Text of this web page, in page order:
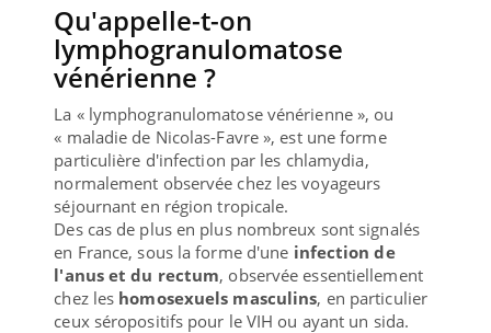
Qu'appelle-t-on
lymphogranulomatose
vénérienne ?
La « lymphogranulomatose vénérienne », ou
« maladie de Nicolas-Favre », est une forme
particulière d'infection par les chlamydia,
normalement observée chez les voyageurs
séjournant en région tropicale.
Des cas de plus en plus nombreux sont signalés
en France, sous la forme d'une infection de
l'anus et du rectum, observée essentiellement
chez les homosexuels masculins, en particulier
ceux séropositifs pour le VIH ou ayant un sida.